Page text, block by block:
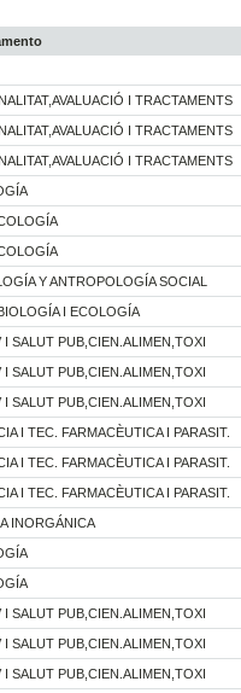
I TRACTAMENTS
I TRACTAMENTS
I TRACTAMENTS
Y ANTROPOLOGÍA SOCIAL
I ECOLOGÍA
I SALUT PUB,CIEN.ALIMEN,TOXI
I SALUT PUB,CIEN.ALIMEN,TOXI
I SALUT PUB,CIEN.ALIMEN,TOXI
I TEC. FARMACÈUTICA I PARASIT.
I TEC. FARMACÈUTICA I PARASIT.
I TEC. FARMACÈUTICA I PARASIT.
INORGÁNICA
I SALUT PUB,CIEN.ALIMEN,TOXI
I SALUT PUB,CIEN.ALIMEN,TOXI
I SALUT PUB,CIEN.ALIMEN,TOXI